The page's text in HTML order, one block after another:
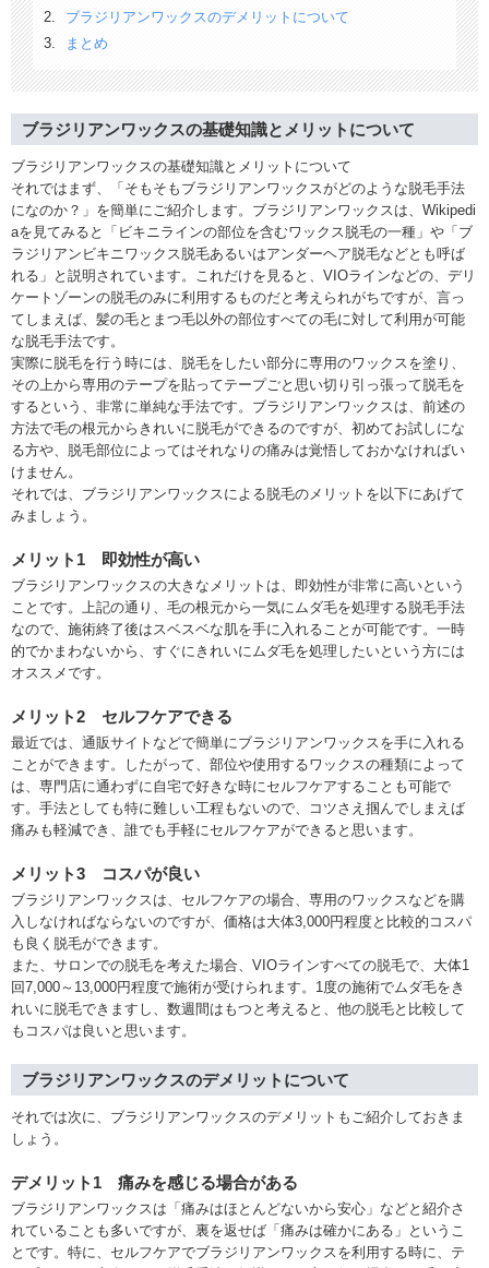
ブラジリアンワックスのデメリットについて
まとめ
ブラジリアンワックスの基礎知識とメリットについて
ブラジリアンワックスの基礎知識とメリットについて
それではまず、「そもそもブラジリアンワックスがどのような脱毛手法
になのか？」を簡単にご紹介します。ブラジリアンワックスは、Wikipedi
aを見てみると「ビキニラインの部位を含むワックス脱毛の一種」や「ブ
ラジリアンビキニワックス脱毛あるいはアンダーヘア脱毛などとも呼ば
れる」と説明されています。これだけを見ると、VIOラインなどの、デリ
ケートゾーンの脱毛のみに利用するものだと考えられがちですが、言っ
てしまえば、髪の毛とまつ毛以外の部位すべての毛に対して利用が可能
な脱毛手法です。
実際に脱毛を行う時には、脱毛をしたい部分に専用のワックスを塗り、
その上から専用のテープを貼ってテープごと思い切り引っ張って脱毛を
するという、非常に単純な手法です。ブラジリアンワックスは、前述の
方法で毛の根元からきれいに脱毛ができるのですが、初めてお試しにな
る方や、脱毛部位によってはそれなりの痛みは覚悟しておかなければい
けません。
それでは、ブラジリアンワックスによる脱毛のメリットを以下にあげて
みましょう。
メリット1 即効性が高い
ブラジリアンワックスの大きなメリットは、即効性が非常に高いという
ことです。上記の通り、毛の根元から一気にムダ毛を処理する脱毛手法
なので、施術終了後はスベスベな肌を手に入れることが可能です。一時
的でかまわないから、すぐにきれいにムダ毛を処理したいという方には
オススメです。
メリット2 セルフケアできる
最近では、通販サイトなどで簡単にブラジリアンワックスを手に入れる
ことができます。したがって、部位や使用するワックスの種類によって
は、専門店に通わずに自宅で好きな時にセルフケアすることも可能で
す。手法としても特に難しい工程もないので、コツさえ掴んでしまえば
痛みも軽減でき、誰でも手軽にセルフケアができると思います。
メリット3 コスパが良い
ブラジリアンワックスは、セルフケアの場合、専用のワックスなどを購
入しなければならないのですが、価格は大体3,000円程度と比較的コスパ
も良く脱毛ができます。
また、サロンでの脱毛を考えた場合、VIOラインすべての脱毛で、大体1
回7,000～13,000円程度で施術が受けられます。1度の施術でムダ毛をき
れいに脱毛できますし、数週間はもつと考えると、他の脱毛と比較して
もコスパは良いと思います。
ブラジリアンワックスのデメリットについて
それでは次に、ブラジリアンワックスのデメリットもご紹介しておきま
しょう。
デメリット1 痛みを感じる場合がある
ブラジリアンワックスは「痛みはほとんどないから安心」などと紹介さ
れていることも多いですが、裏を返せば「痛みは確かにある」というこ
とです。特に、セルフケアでブラジリアンワックスを利用する時に、テ